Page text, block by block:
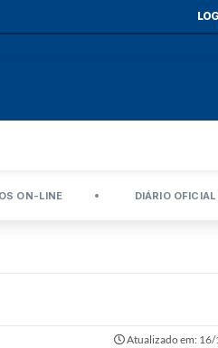
ON-LINE DIÁRIO OFICIAL
Atualizado em: